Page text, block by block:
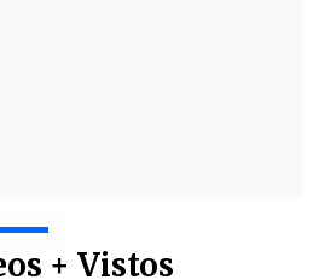
+ Vistos